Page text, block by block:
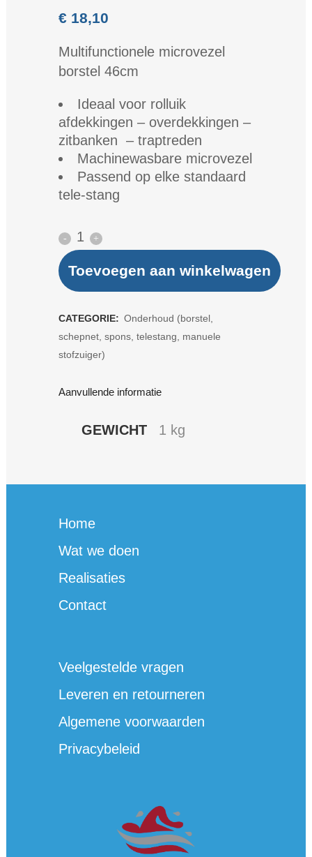
€ 18,10
Multifunctionele microvezel
borstel 46cm
Ideaal voor rolluik
afdekkingen – overdekkingen –
zitbanken – traptreden
Machinewasbare microvezel
Passend op elke standaard
tele-stang
Microvezelborstel
46
cm
Zodiac
quantity
Toevoegen aan winkelwagen
CATEGORIE: Onderhoud (borstel,
schepnet, spons, telestang, manuele
stofzuiger)
Aanvullende informatie
GEWICHT 1 kg
Home
Wat we doen
Realisaties
Contact
Veelgestelde vragen
Leveren en retourneren
Algemene voorwaarden
Privacybeleid